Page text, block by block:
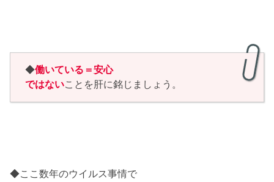
◆働いている＝安心
ではないことを肝に銘じましょう。
◆ここ数年のウイルス事情で